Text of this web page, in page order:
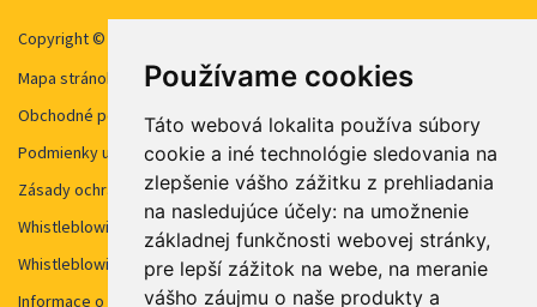
Používame cookies
Táto webová lokalita používa súbory
cookie a iné technológie sledovania na
zlepšenie vášho zážitku z prehliadania
na nasledujúce účely: na umožnenie
základnej funkčnosti webovej stránky,
pre lepší zážitok na webe, na meranie
vášho záujmu o naše produkty a
Copyright © 2026 STUDENT AGENCY, s.r.o. Všechna práva vyhrazena.
Mapa stránok
Obchodné podmienky
Podmienky užívanie cookies
Zásady ochrany osobných údajov
Whistleblowing STUDENT AGENCY
Whistleblowing STUDENT AGENCY TRAVEL
Informace o kamerovém systému